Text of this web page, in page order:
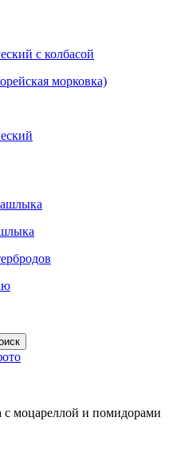
с колбасой
морковка)
с моцареллой и помидорами